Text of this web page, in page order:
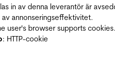
in av denna leverantör är
annonseringseffektivitet.
user's browser supports
: HTTP-cookie